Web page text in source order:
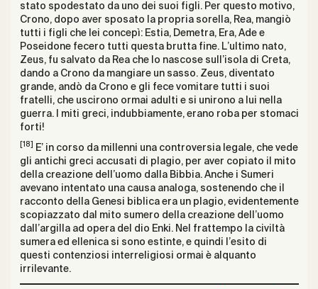
stato spodestato da uno dei suoi figli. Per questo motivo,
Crono, dopo aver sposato la propria sorella, Rea, mangiò
tutti i figli che lei concepì: Estia, Demetra, Era, Ade e
Poseidone fecero tutti questa brutta fine. L’ultimo nato,
Zeus, fu salvato da Rea che lo nascose sull’isola di Creta,
dando a Crono da mangiare un sasso. Zeus, diventato
grande, andò da Crono e gli fece vomitare tutti i suoi
fratelli, che uscirono ormai adulti e si unirono a lui nella
guerra. I miti greci, indubbiamente, erano roba per stomaci
forti!
[18]
E’ in corso da millenni una controversia legale, che vede
gli antichi greci accusati di plagio, per aver copiato il mito
della creazione dell’uomo dalla Bibbia. Anche i Sumeri
avevano intentato una causa analoga, sostenendo che il
racconto della Genesi biblica era un plagio, evidentemente
scopiazzato dal mito sumero della creazione dell’uomo
dall’argilla ad opera del dio Enki. Nel frattempo la civiltà
sumera ed ellenica si sono estinte, e quindi l’esito di
questi contenziosi interreligiosi ormai è alquanto
irrilevante.